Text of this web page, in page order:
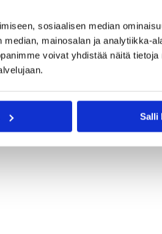
sosiaalisen median
mainosalan ja analytiikka-
voivat yhdistää näitä tietoja
Salli